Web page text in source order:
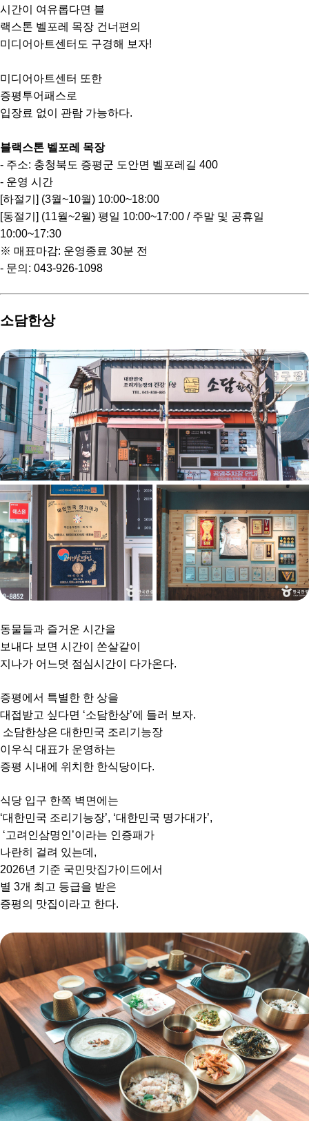
시간이 여유롭다면 블
랙스톤 벨포레 목장 건너편의
미디어아트센터도 구경해 보자!
미디어아트센터 또한
증평투어패스로
입장료 없이 관람 가능하다.
블랙스톤 벨포레 목장
- 주소: 충청북도 증평군 도안면 벨포레길 400
- 운영 시간
[하절기] (3월~10월) 10:00~18:00
[동절기] (11월~2월) 평일 10:00~17:00 / 주말 및 공휴일
10:00~17:30
※ 매표마감: 운영종료 30분 전
- 문의: 043-926-1098
소담한상
동물들과 즐거운 시간을
보내다 보면 시간이 쏜살같이
지나가 어느덧 점심시간이 다가온다.
증평에서 특별한 한 상을
대접받고 싶다면 ‘소담한상’에 들러 보자.
소담한상은 대한민국 조리기능장
이우식 대표가 운영하는
증평 시내에 위치한 한식당이다.
식당 입구 한쪽 벽면에는
‘대한민국 조리기능장’, ‘대한민국 명가대가’,
‘고려인삼명인’이라는 인증패가
나란히 걸려 있는데,
2026년 기준 국민맛집가이드에서
별 3개 최고 등급을 받은
증평의 맛집이라고 한다.